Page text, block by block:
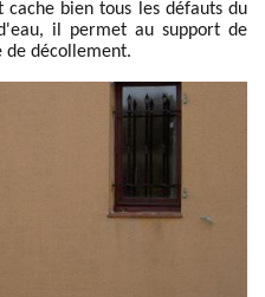
cache bien tous les défauts du
il permet au support de
décollement.